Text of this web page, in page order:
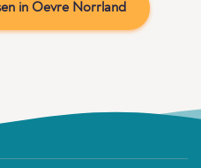
in Oevre Norrland